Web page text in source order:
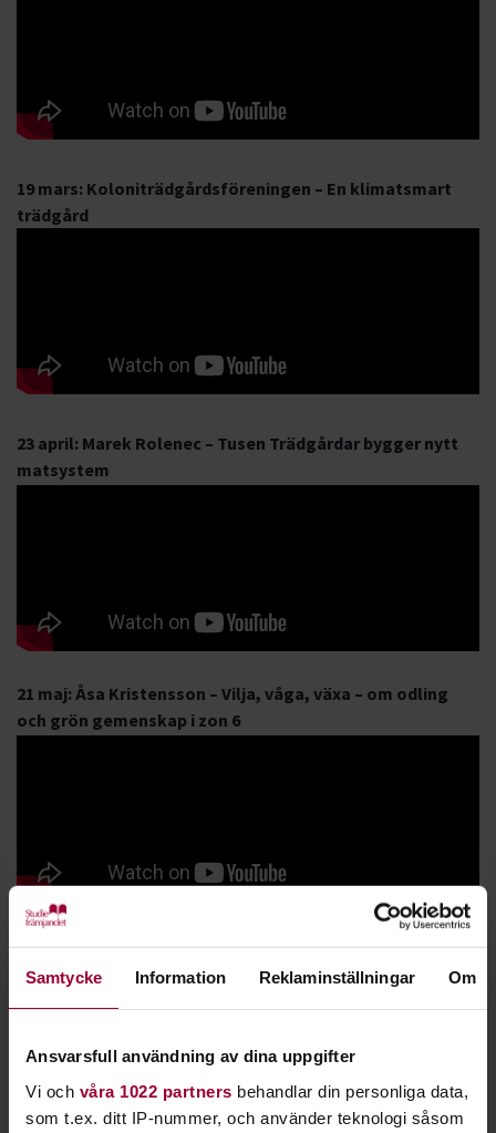
Samtycke Information Reklaminställningar Om
Ansvarsfull användning av dina uppgifter
Vi och våra 1022 partners behandlar din personliga data,
som t.ex. ditt IP-nummer, och använder teknologi såsom
19 mars: Koloniträdgårdsföreningen – En klimatsmart
trädgård
23 april: Marek Rolenec – Tusen Trädgårdar bygger nytt
matsystem
21 maj: Åsa Kristensson – Vilja, våga, växa – om odling
och grön gemenskap i zon 6
Även 2024 hade vi flera spännande trädgårdsföreläsningar.Se
dem här!
Under Tusen Trädgårdar är självklart alla inbjudna – alla som
har en trädgård kan öppna upp den, och alla som älskar att
vistas i trädgårdar är varmt välkomna att besöka de